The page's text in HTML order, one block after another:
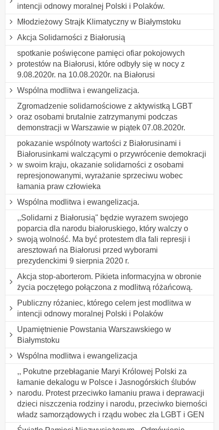
intencji odnowy moralnej Polski i Polaków.
Młodzieżowy Strajk Klimatyczny w Białymstoku
Akcja Solidarności z Białorusią
spotkanie poświęcone pamięci ofiar pokojowych
protestów na Białorusi, które odbyły się w nocy z
9.08.2020r. na 10.08.2020r. na Białorusi
Wspólna modlitwa i ewangelizacja.
Zgromadzenie solidarnościowe z aktywistką LGBT
oraz osobami brutalnie zatrzymanymi podczas
demonstracji w Warszawie w piątek 07.08.2020r.
pokazanie wspólnoty wartości z Białorusinami i
Białorusinkami walczącymi o przywrócenie demokracji
w swoim kraju, okazanie solidarności z osobami
represjonowanymi, wyrażanie sprzeciwu wobec
łamania praw człowieka
Wspólna modlitwa i ewangelizacja.
,,Solidarni z Białorusią" będzie wyrazem swojego
poparcia dla narodu białoruskiego, który walczy o
swoją wolność. Ma być protestem dla fali represji i
aresztowań na Białorusi przed wyborami
prezydenckimi 9 sierpnia 2020 r.
Akcja stop-aborterom. Pikieta informacyjna w obronie
życia poczętego połączona z modlitwą różańcową.
Publiczny różaniec, którego celem jest modlitwa w
intencji odnowy moralnej Polski i Polaków
Upamiętnienie Powstania Warszawskiego w
Białymstoku
Wspólna modlitwa i ewangelizacja
,, Pokutne przebłaganie Maryi Królowej Polski za
łamanie dekalogu w Polsce i Jasnogórskich ślubów
narodu. Protest przeciwko łamaniu prawa i deprawacji
dzieci niszczenia rodziny i narodu, przeciwko bierności
władz samorządowych i rządu wobec zła LGBT i GEN